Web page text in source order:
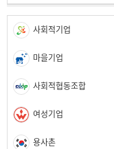
사회적기업
마을기업
사회적협동조합
여성기업
용사촌